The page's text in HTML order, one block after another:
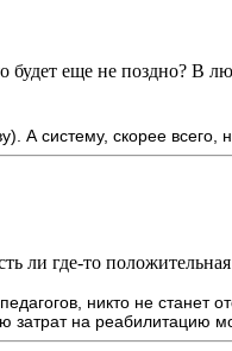
еще не поздно? В
А систему, скорее
ли где-то
никто не станет
на реабилитацию